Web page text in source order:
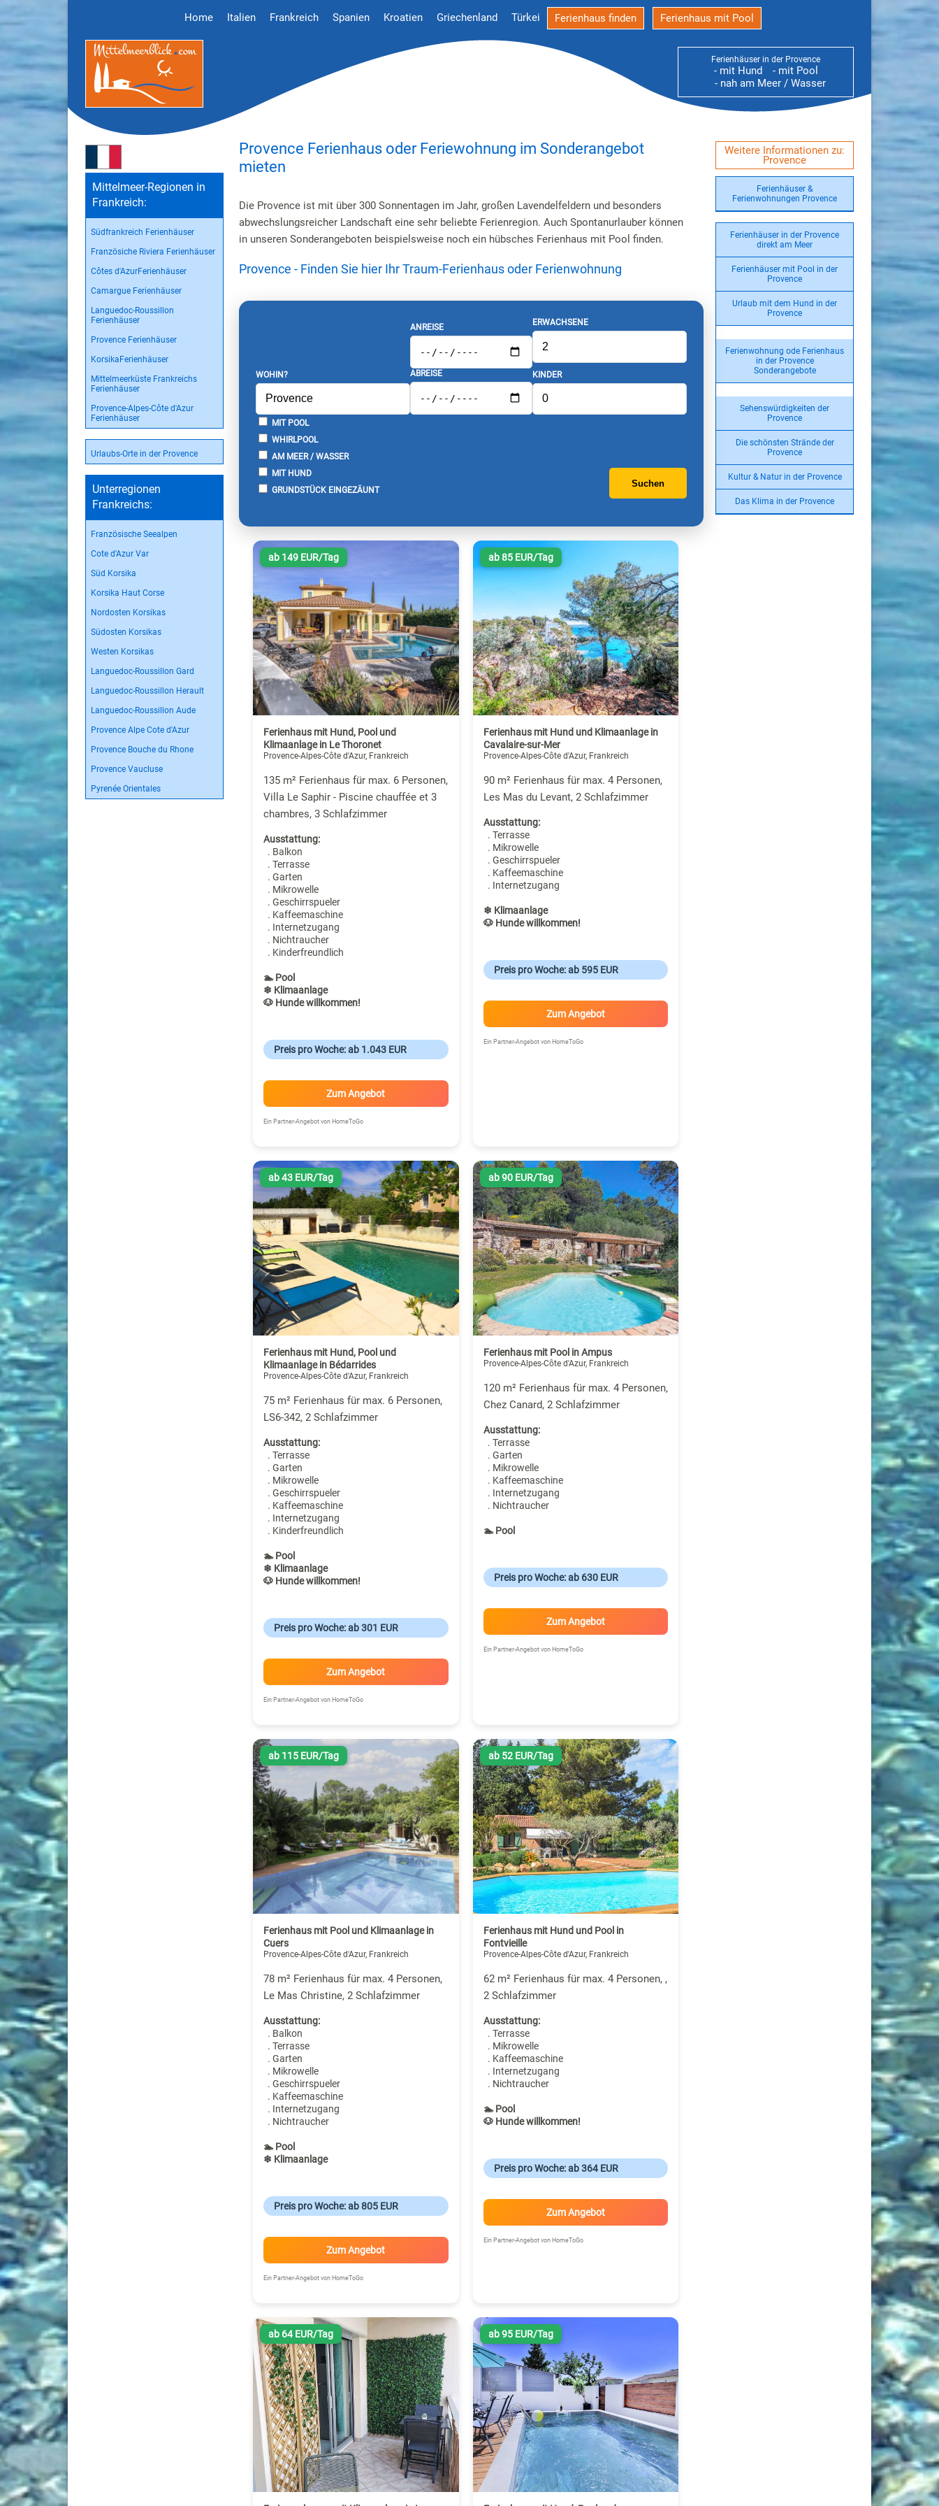
Home Italien Frankreich Spanien Kroatien Griechenland Türkei Ferienhaus finden Ferienhaus mit Pool
Ferienhäuser in der Provence
- mit Hund
- mit Pool
- nah am Meer / Wasser
Mittelmeer-Regionen in
Frankreich:
Südfrankreich Ferienhäuser
Französiche Riviera Ferienhäuser
Côtes d'AzurFerienhäuser
Camargue Ferienhäuser
Languedoc-Roussillon
Ferienhäuser
Provence Ferienhäuser
KorsikaFerienhäuser
Mittelmeerküste Frankreichs
Ferienhäuser
Provence-Alpes-Côte d'Azur
Ferienhäuser
Urlaubs-Orte in der Provence
Unterregionen
Frankreichs:
Französische Seealpen
Cote d'Azur Var
Süd Korsika
Korsika Haut Corse
Nordosten Korsikas
Südosten Korsikas
Westen Korsikas
Languedoc-Roussillon Gard
Languedoc-Roussillon Herault
Languedoc-Roussillon Aude
Provence Alpe Cote d'Azur
Provence Bouche du Rhone
Provence Vaucluse
Pyrenée Orientales
Weitere Informationen zu:
Provence
Ferienhäuser &
Ferienwohnungen Provence
Ferienhäuser in der Provence
direkt am Meer
Ferienhäuser mit Pool in der
Provence
Urlaub mit dem Hund in der
Provence
Ferienwohnung ode Ferienhaus
in der Provence
Sonderangebote
Sehenswürdigkeiten der
Provence
Die schönsten Strände der
Provence
Kultur & Natur in der Provence
Das Klima in der Provence
Provence Ferienhaus oder Feriewohnung im Sonderangebot
mieten
Die Provence ist mit über 300 Sonnentagen im Jahr, großen Lavendelfeldern und besonders
abwechslungsreicher Landschaft eine sehr beliebte Ferienregion. Auch Spontanurlauber können
in unseren Sonderangeboten beispielsweise noch ein hübsches Ferienhaus mit Pool finden.
Provence - Finden Sie hier Ihr Traum-Ferienhaus oder Ferienwohnung
WOHIN?
ANREISE
ABREISE
ERWACHSENE
KINDER
MIT POOL
WHIRLPOOL
AM MEER / WASSER
MIT HUND
GRUNDSTÜCK EINGEZÄUNT
Suchen
ab 149 EUR/Tag
Ferienhaus mit Hund, Pool und
Klimaanlage in Le Thoronet
Provence-Alpes-Côte d'Azur, Frankreich
135 m² Ferienhaus für max. 6 Personen,
Villa Le Saphir - Piscine chauffée et 3
chambres, 3 Schlafzimmer
Ausstattung:
. Balkon
. Terrasse
. Garten
. Mikrowelle
. Geschirrspueler
. Kaffeemaschine
. Internetzugang
. Nichtraucher
. Kinderfreundlich
🏊 Pool
❄ Klimaanlage
🐶 Hunde willkommen!
Preis pro Woche: ab 1.043 EUR
Zum Angebot
Ein Partner-Angebot von HomeToGo
ab 85 EUR/Tag
Ferienhaus mit Hund und Klimaanlage in
Cavalaire-sur-Mer
Provence-Alpes-Côte d'Azur, Frankreich
90 m² Ferienhaus für max. 4 Personen,
Les Mas du Levant, 2 Schlafzimmer
Ausstattung:
. Terrasse
. Mikrowelle
. Geschirrspueler
. Kaffeemaschine
. Internetzugang
❄ Klimaanlage
🐶 Hunde willkommen!
Preis pro Woche: ab 595 EUR
Zum Angebot
Ein Partner-Angebot von HomeToGo
ab 43 EUR/Tag
Ferienhaus mit Hund, Pool und
Klimaanlage in Bédarrides
Provence-Alpes-Côte d'Azur, Frankreich
75 m² Ferienhaus für max. 6 Personen,
LS6-342, 2 Schlafzimmer
Ausstattung:
. Terrasse
. Garten
. Mikrowelle
. Geschirrspueler
. Kaffeemaschine
. Internetzugang
. Kinderfreundlich
🏊 Pool
❄ Klimaanlage
🐶 Hunde willkommen!
Preis pro Woche: ab 301 EUR
Zum Angebot
Ein Partner-Angebot von HomeToGo
ab 90 EUR/Tag
Ferienhaus mit Pool in Ampus
Provence-Alpes-Côte d'Azur, Frankreich
120 m² Ferienhaus für max. 4 Personen,
Chez Canard, 2 Schlafzimmer
Ausstattung:
. Terrasse
. Garten
. Mikrowelle
. Kaffeemaschine
. Internetzugang
. Nichtraucher
🏊 Pool
Preis pro Woche: ab 630 EUR
Zum Angebot
Ein Partner-Angebot von HomeToGo
ab 115 EUR/Tag
Ferienhaus mit Pool und Klimaanlage in
Cuers
Provence-Alpes-Côte d'Azur, Frankreich
78 m² Ferienhaus für max. 4 Personen,
Le Mas Christine, 2 Schlafzimmer
Ausstattung:
. Balkon
. Terrasse
. Garten
. Mikrowelle
. Geschirrspueler
. Kaffeemaschine
. Internetzugang
. Nichtraucher
🏊 Pool
❄ Klimaanlage
Preis pro Woche: ab 805 EUR
Zum Angebot
Ein Partner-Angebot von HomeToGo
ab 52 EUR/Tag
Ferienhaus mit Hund und Pool in
Fontvieille
Provence-Alpes-Côte d'Azur, Frankreich
62 m² Ferienhaus für max. 4 Personen, ,
2 Schlafzimmer
Ausstattung:
. Terrasse
. Mikrowelle
. Kaffeemaschine
. Internetzugang
. Nichtraucher
🏊 Pool
🐶 Hunde willkommen!
Preis pro Woche: ab 364 EUR
Zum Angebot
Ein Partner-Angebot von HomeToGo
ab 64 EUR/Tag ab 95 EUR/Tag